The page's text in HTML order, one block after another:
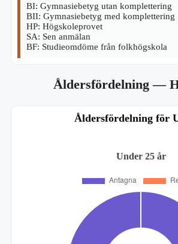
BI: Gymnasiebetyg utan komplettering
BII: Gymnasiebetyg med komplettering
HP: Högskoleprovet
SA: Sen anmälan
BF: Studieomdöme från folkhögskola
Åldersfördelning—
Åldersfördelning för
Under 25 år